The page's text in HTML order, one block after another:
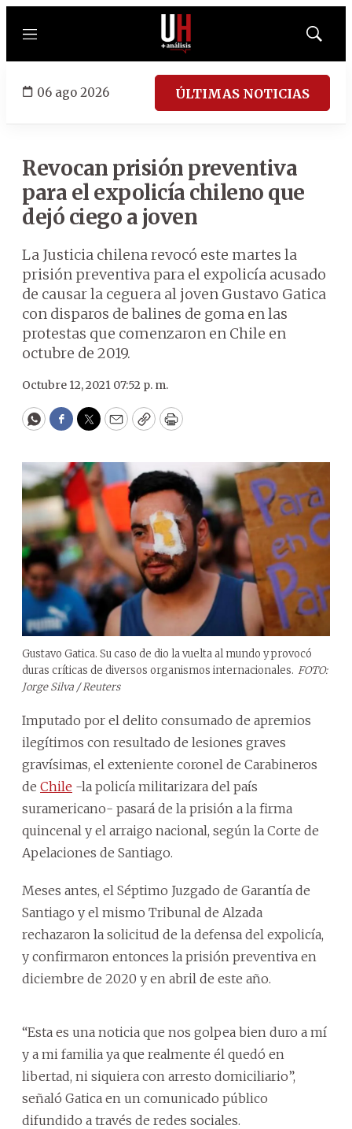
Menú
Mostrar
06 ago 2026 ÚLTIMAS NOTICIAS
Revocan prisión preventiva
para el expolicía chileno que
dejó ciego a joven
La Justicia chilena revocó este martes la
prisión preventiva para el expolicía acusado
de causar la ceguera al joven Gustavo Gatica
con disparos de balines de goma en las
protestas que comenzaron en Chile en
octubre de 2019.
Octubre 12, 2021 07:52 p. m.
WhatsApp
Facebook
Twitter
EmailCopyPrint
Gustavo Gatica. Su caso de dio la vuelta al mundo y provocó
duras críticas de diversos organismos internacionales. FOTO:
Jorge Silva / Reuters
Imputado por el delito consumado de apremios
ilegítimos con resultado de lesiones graves
gravísimas, el exteniente coronel de Carabineros
de Chile -la policía militarizara del país
suramericano- pasará de la prisión a la firma
quincenal y el arraigo nacional, según la Corte de
Apelaciones de Santiago.
Meses antes, el Séptimo Juzgado de Garantía de
Santiago y el mismo Tribunal de Alzada
rechazaron la solicitud de la defensa del expolicía,
y confirmaron entonces la prisión preventiva en
diciembre de 2020 y en abril de este año.
“Esta es una noticia que nos golpea bien duro a mí
y a mi familia ya que realmente él quedó en
libertad, ni siquiera con arresto domiciliario”,
señaló Gatica en un comunicado público
difundido a través de redes sociales.